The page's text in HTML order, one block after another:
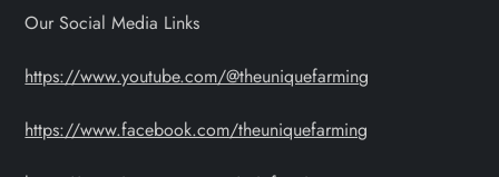
Our Social Media Links
https://www.youtube.com/@theuniquefarming
https://www.facebook.com/theuniquefarming